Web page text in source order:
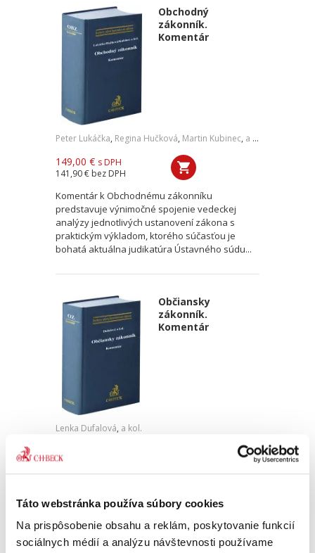
Táto webstránka používa súbory cookies
Na prispôsobenie obsahu a reklám, poskytovanie funkcií
sociálnych médií a analýzu návštevnosti používame
Obchodný
zákonník.
Komentár
Peter Lukáčka, Regina Hučková, Martin Kubinec, a kol.
149,00 € s DPH
141,90 € bez DPH
Komentár k Obchodnému zákonníku
predstavuje výnimočné spojenie vedeckej
analýzy jednotlivých ustanovení zákona s
praktickým výkladom, ktorého súčasťou je
bohatá aktuálna judikatúra Ústavného súdu...
Občiansky
zákonník.
Komentár
Lenka Dufalová, a kol.
119,00 €
113,33 €
zákonníku predstavuje kompaktné, odborné a
vysokokvalitné dielo s prakticky spracovaným
výkladom. Komentár obsahuje zásadné a
dôležité informácie, ktoré...